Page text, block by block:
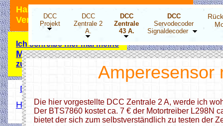
Hallo Modellbahnfreunde, ich bin für
Verbesserungsvorschläge dankbar.
Ich schreibe hier mal meine
Meinung
zu der Energiewende!
DCC
Projekt
DCC
Zentrale 2
A.
DCC
Zentrale
43 A.
DCC
Servodecoder
Signaldecoder
DCC Projekt Übersicht
Hier wird ihnen geholfen
Hobbyprog Forum
Amperesensor
Die hier vorgestellte DCC Zentrale 2 A, werde ich
Der BTS7860 kostet ca. 7 € der Motortreiber L298N
bietet der sich zum selbstverständlich zu testen der